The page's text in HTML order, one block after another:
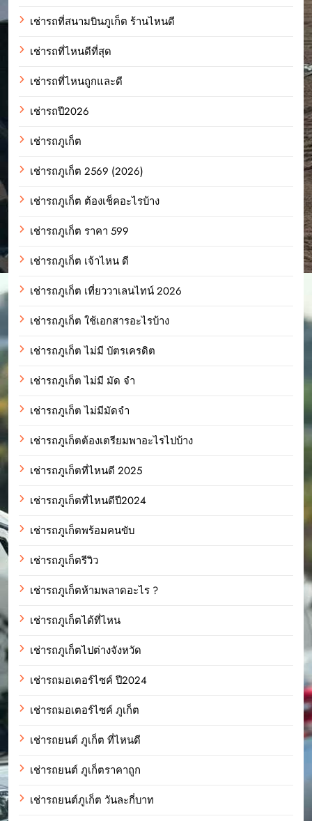
เช่ารถที่สนามบินภูเก็ต ร้านไหนดี
เช่ารถที่ไหนดีที่สุด
เช่ารถที่ไหนถูกและดี
เช่ารถปี2026
เช่ารถภูเก็ต
เช่ารถภูเก็ต 2569 (2026)
เช่ารถภูเก็ต ต้องเช็คอะไรบ้าง
เช่ารถภูเก็ต ราคา 599
เช่ารถภูเก็ต เจ้าไหน ดี
เช่ารถภูเก็ต เที่ยววาเลนไทน์ 2026
เช่ารถภูเก็ต ใช้เอกสารอะไรบ้าง
เช่ารถภูเก็ต ไม่มี บัตรเครดิต
เช่ารถภูเก็ต ไม่มี มัด จํา
เช่ารถภูเก็ต ไม่มีมัดจำ
เช่ารถภูเก็ตต้องเตรียมพาอะไรไปบ้าง
เช่ารถภูเก็ตที่ไหนดี 2025
เช่ารถภูเก็ตที่ไหนดีปี2024
เช่ารถภูเก็ตพร้อมคนขับ
เช่ารถภูเก็ตรีวิว
เช่ารถภูเก็ตห้ามพลาดอะไร ?
เช่ารถภูเก็ตได้ที่ไหน
เช่ารถภูเก็ตไปต่างจังหวัด
เช่ารถมอเตอร์ไซค์ ปี2024
เช่ารถมอเตอร์ไซค์ ภูเก็ต
เช่ารถยนต์ ภูเก็ต ที่ไหนดี
เช่ารถยนต์ ภูเก็ตราคาถูก
เช่ารถยนต์ภูเก็ต วันละกี่บาท